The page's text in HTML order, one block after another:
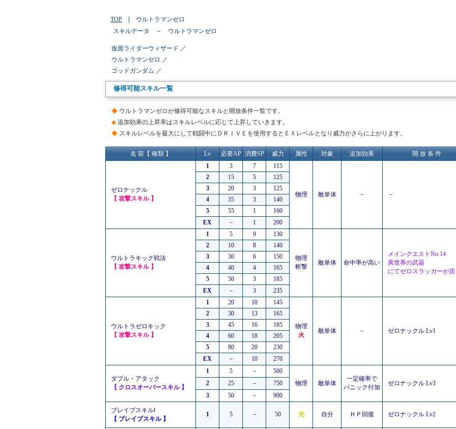
TOP | ウルトラマンゼロ
スキルデータ － ウルトラマンゼロ
仮面ライダーウィザード ／
ウルトラマンゼロ ／
ゴッドガンダム ／
修得可能スキル一覧
◆ ウルトラマンゼロが修得可能なスキルと開放条件一覧です。
◆ 追加効果の上昇率はスキルレベルに応じて上昇していきます。
◆ スキルレベルを最大にして戦闘中にＤＲＩＶＥを使用するとＥＸレベルとなり威力がさらに上がります。
名 前【 種類 】 Lv 必要AP 消費SP 威力 属性 対象 追加効果 開 放 条 件
ゼロナックル
【 攻撃スキル 】
1 3 7 115
物理 敵単体 － －
2 15 5
125
3
20 3
125
4
35 3
140
5
55 1
160
EX
－ 1 200
ウルトラキック戦法
【 攻撃スキル 】
1 5 9 130
物理
斬撃
敵単体 命中率が高い
メインクエストNo.14
異世界の武器
にてゼロスラッガーが
2 10 8
140
3
30 6
150
4
40 4
165
5
50 3
185
EX
－ 3 235
ウルトラゼロキック
【 攻撃スキル 】
1 20 10 145
物理
火
敵単体 － ゼロナックル Lv1
2 30 13
165
3
45 16
185
4
60 18
205
5
80 20
230
EX
－ 10 270
ダブル・アタック
【 クロスオーバースキル 】
1 5 －
500
物理
敵単体
一定確率で
パニック付加
ゼロナックル Lv3
2 25 －
750
3
50 － 900
ブレイブスキルⅠ
【 ブレイブスキル 】
1 5 － 50 光 自分 ＨＰ回復 ゼロナックル Lv2